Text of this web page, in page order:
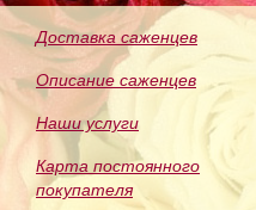
Доставка саженцев
Описание саженцев
Наши услуги
Карта постоянного
покупателя